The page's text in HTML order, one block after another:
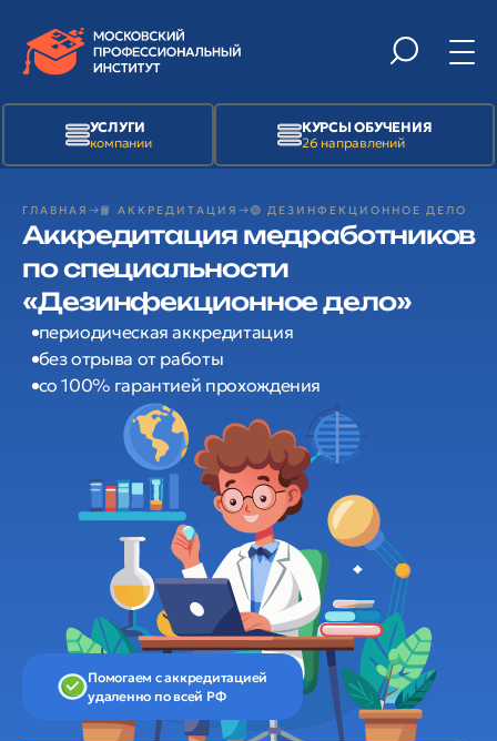
УСЛУГИ
компании
КУРСЫ ОБУЧЕНИЯ
26 направлений
ГЛАВНАЯ 📙 АККРЕДИТАЦИЯ 🟢 ДЕЗИНФЕКЦИОННОЕ ДЕЛО
Аккредитация медработников
по специальности
«Дезинфекционное дело»
периодическая аккредитация
без отрыва от работы
со 100% гарантией прохождения
Помогаем с аккредитацией
удаленно по всей РФ